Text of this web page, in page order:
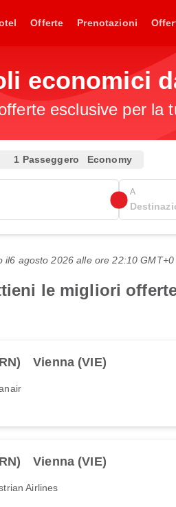
Offerte Prenotazioni
economici
esclusive per la
1 Passeggero Economy
A
il6 agosto 2026 alle ore 22:10 GMT+0
le migliori
Vienna (VIE)
Vienna (VIE)
Airlines